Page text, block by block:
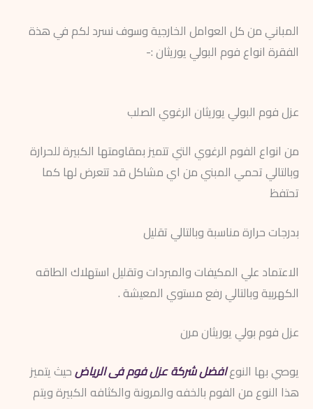
المباني من كل العوامل الخارجية وسوف نسرد لكم في هذة
الفقرة انواع فوم البولي يوريثان :-
عزل فوم البولي يوريثان الرغوي الصلب
من انواع الفوم الرغوي التي تتميز بمقاومتها الكبيرة للحرارة
وبالتالي تحمي المبني من اي مشاكل قد تتعرض لها كما
تحتفظ
بدرجات حرارة مناسبة وبالتالي تقليل
الاعتماد علي المكيفات والمبردات وتقليل استهلاك الطاقه
الكهربية وبالتالي رفع مستوي المعيشة .
عزل فوم بولي يوريثان مرن
يوصي بها النوعافضل شركة عزل فوم فى الرياضحيث يتميز
هذا النوع من الفوم بالخفه والمرونة والكثافه الكبيرة ويتم